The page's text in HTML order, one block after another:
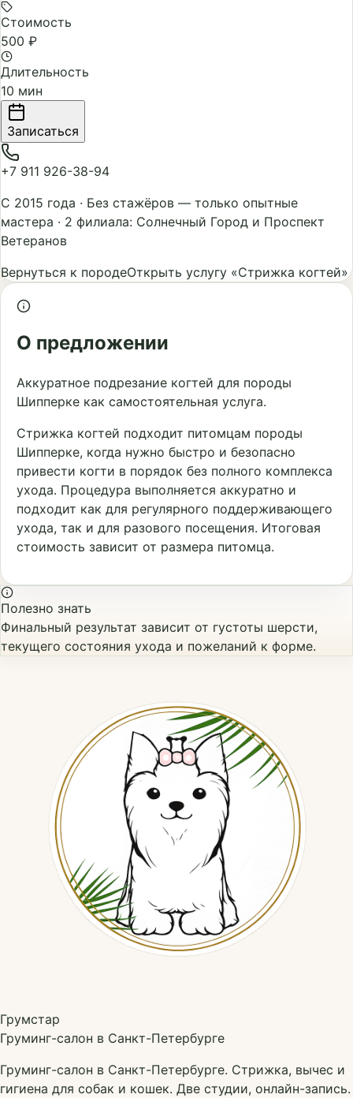
Стоимость
500 ₽
Длительность
10 мин
Записаться
+7 911 926-38-94
С 2015 года · Без стажёров — только опытные
мастера · 2 филиала: Солнечный Город и Проспект
Ветеранов
Вернуться к породеОткрыть услугу «Стрижка когтей»
О предложении
Аккуратное подрезание когтей для породы
Шипперке как самостоятельная услуга.
Стрижка когтей подходит питомцам породы
Шипперке, когда нужно быстро и безопасно
привести когти в порядок без полного комплекса
ухода. Процедура выполняется аккуратно и
подходит как для регулярного поддерживающего
ухода, так и для разового посещения. Итоговая
стоимость зависит от размера питомца.
Полезно знать
Финальный результат зависит от густоты шерсти,
текущего состояния ухода и пожеланий к форме.
Грумстар
Груминг-салон в Санкт-Петербурге
Груминг-салон в Санкт-Петербурге. Стрижка, вычес и
гигиена для собак и кошек. Две студии, онлайн-запись.